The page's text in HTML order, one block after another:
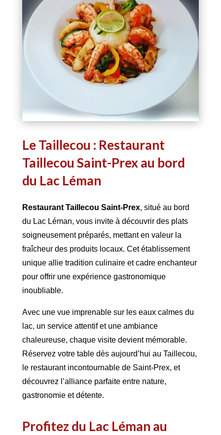
Le Taillecou : Restaurant
Taillecou Saint-Prex au bord
du Lac Léman
Restaurant Taillecou Saint-Prex, situé au bord
du Lac Léman, vous invite à découvrir des plats
soigneusement préparés, mettant en valeur la
fraîcheur des produits locaux. Cet établissement
unique allie tradition culinaire et cadre enchanteur
pour offrir une expérience gastronomique
inoubliable.
Avec une vue imprenable sur les eaux calmes du
lac, un service attentif et une ambiance
chaleureuse, chaque visite devient mémorable.
Réservez votre table dès aujourd’hui au Taillecou,
le restaurant incontournable de Saint-Prex, et
découvrez l’alliance parfaite entre nature,
gastronomie et détente.
Profitez du Lac Léman au